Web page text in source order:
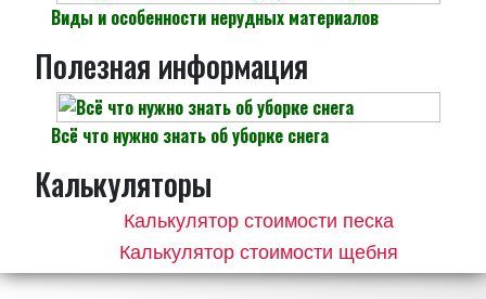
Виды и особенности нерудных материалов
Полезная информация
Всё что нужно знать об уборке снега
Калькуляторы
Калькулятор стоимости песка
Калькулятор стоимости щебня